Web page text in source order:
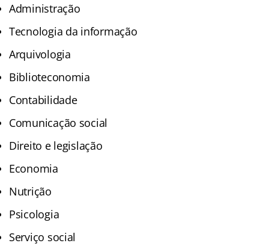
Administração
Tecnologia da informação
Arquivologia
Biblioteconomia
Contabilidade
Comunicação social
Direito e legislação
Economia
Nutrição
Psicologia
Serviço social